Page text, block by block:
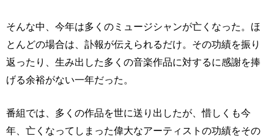
そんな中、今年は多くのミュージシャンが亡くなった。ほ
とんどの場合は、訃報が伝えられるだけ。その功績を振り
返ったり、生み出した多くの音楽作品に対するに感謝を捧
げる余裕がない一年だった。
番組では、多くの作品を世に送り出したが、惜しくも今
年、亡くなってしまった偉大なアーティストの功績をその